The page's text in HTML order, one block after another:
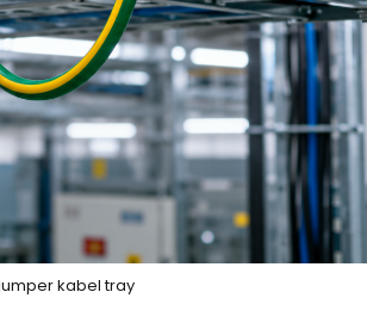
kabel tray